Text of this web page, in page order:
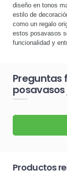
diseño en tonos
estilo de
como un regalo
estos posavasos
funcionalidad y
Preguntas
Productos